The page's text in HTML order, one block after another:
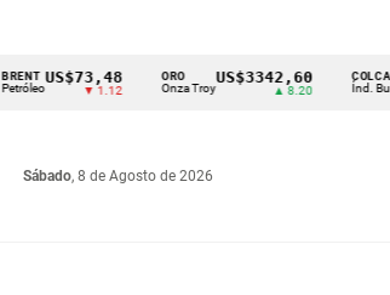
US$73,48
▼ 1.12
ORO
Onza Troy
US$3342,60 COLCAP
Índ. Bursátil
Sábado, 8 de Agosto de 2026